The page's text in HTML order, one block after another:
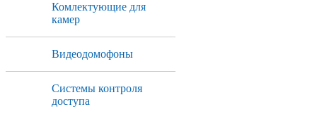
Комлектующие для
камер
Видеодомофоны
Системы контроля
доступа